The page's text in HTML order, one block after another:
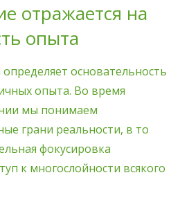
отражается на
опыта
основательность
опыта. Во время
мы понимаем
грани реальности, в то
фокусировка
к многослойности всякого